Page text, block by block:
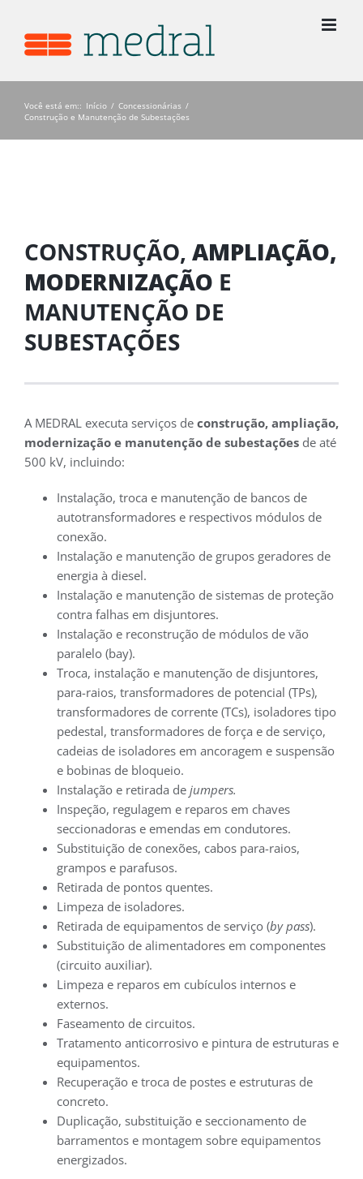
Você está em:: Início / Concessionárias /
Construção e Manutenção de Subestações
CONSTRUÇÃO, AMPLIAÇÃO,
MODERNIZAÇÃO E
MANUTENÇÃO DE
SUBESTAÇÕES
A MEDRAL executa serviços de construção, ampliação,
modernização e manutenção de subestaçõesde até
500 kV, incluindo:
Instalação, troca e manutenção de bancos de
autotransformadores e respectivos módulos de
conexão.
Instalação e manutenção de grupos geradores de
energia à diesel.
Instalação e manutenção de sistemas de proteção
contra falhas em disjuntores.
Instalação e reconstrução de módulos de vão
paralelo (bay).
Troca, instalação e manutenção de disjuntores,
para-raios, transformadores de potencial (TPs),
transformadores de corrente (TCs), isoladores tipo
pedestal, transformadores de força e de serviço,
cadeias de isoladores em ancoragem e suspensão
e bobinas de bloqueio.
Instalação e retirada de jumpers.
Inspeção, regulagem e reparos em chaves
seccionadoras e emendas em condutores.
Substituição de conexões, cabos para-raios,
grampos e parafusos.
Retirada de pontos quentes.
Limpeza de isoladores.
Retirada de equipamentos de serviço (by pass).
Substituição de alimentadores em componentes
(circuito auxiliar).
Limpeza e reparos em cubículos internos e
externos.
Faseamento de circuitos.
Tratamento anticorrosivo e pintura de estruturas e
equipamentos.
Recuperação e troca de postes e estruturas de
concreto.
Duplicação, substituição e seccionamento de
barramentos e montagem sobre equipamentos
energizados.